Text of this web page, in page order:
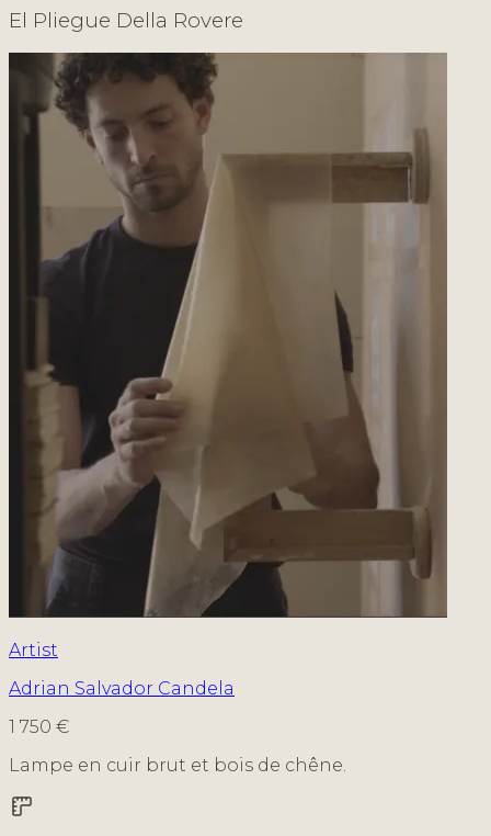
El Pliegue Della Rovere
Artist
Adrian Salvador Candela
1 750 €
Lampe en cuir brut et bois de chêne.